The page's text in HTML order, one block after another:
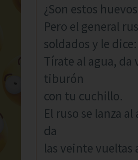
¿Son estos
Pero el general
soldados y le dice:
Tírate al agua, da
tiburón
con tu cuchillo.
El ruso se lanza
da
las veinte vueltas